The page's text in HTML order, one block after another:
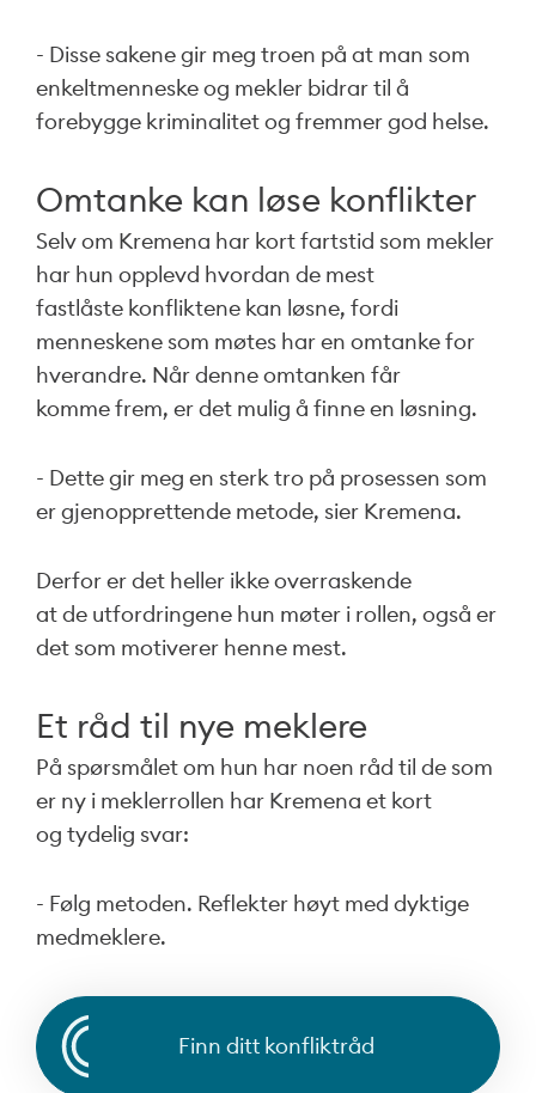
- Disse sakene gir meg troen på at man som
enkeltmenneske og mekler bidrar til å
forebygge kriminalitet og fremmer god helse.
Omtanke kan løse konflikter
Selv om Kremena har kort fartstid som mekler
har hun opplevd hvordan de mest
fastlåste konfliktene kan løsne, fordi
menneskene som møtes har en omtanke for
hverandre. Når denne omtanken får
komme frem, er det mulig å finne en løsning.
- Dette gir meg en sterk tro på prosessen som
er gjenopprettende metode, sier Kremena.
Derfor er det heller ikke overraskende
at de utfordringene hun møter i rollen, også er
det som motiverer henne mest.
Et råd til nye meklere
På spørsmålet om hun har noen råd til de som
er ny i meklerrollen har Kremena et kort
og tydelig svar:
- Følg metoden. Reflekter høyt med dyktige
medmeklere.
Finn ditt konfliktråd